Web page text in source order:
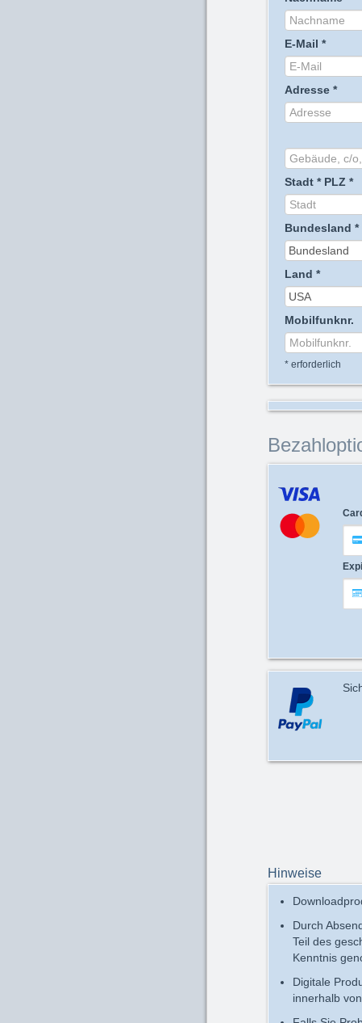
E-Mail *
Adresse *
Stadt * PLZ *
Bundesland *
Land *
Mobilfunknr.
* erforderlich
Hinweise
Durch
Teil des
Kenntnis
Digitale
innerhalb